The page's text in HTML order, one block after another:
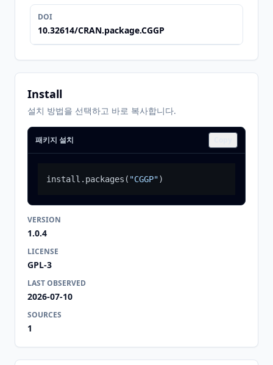
DOI
10.32614/CRAN.package.CGGP
Install
설치 방법을 선택하고 바로 복사합니다.
패키지 설치
install.packages ( "CGGP")
VERSION
1.0.4
LICENSE
GPL-3
LAST OBSERVED
2026-07-10
SOURCES
1